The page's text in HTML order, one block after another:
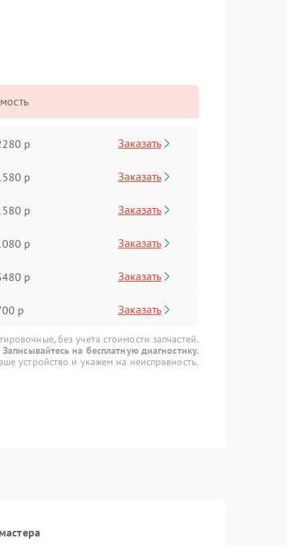
р Заказать
р Заказать
р Заказать
р Заказать
р Заказать
р Заказать
без учета стоимости запчастей.
Записывайтесь на бесплатную диагностику.
устройство и укажем на неисправность.